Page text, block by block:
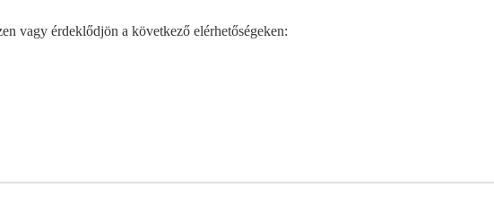
vagy érdeklődjön a következő elérhetőségeken: